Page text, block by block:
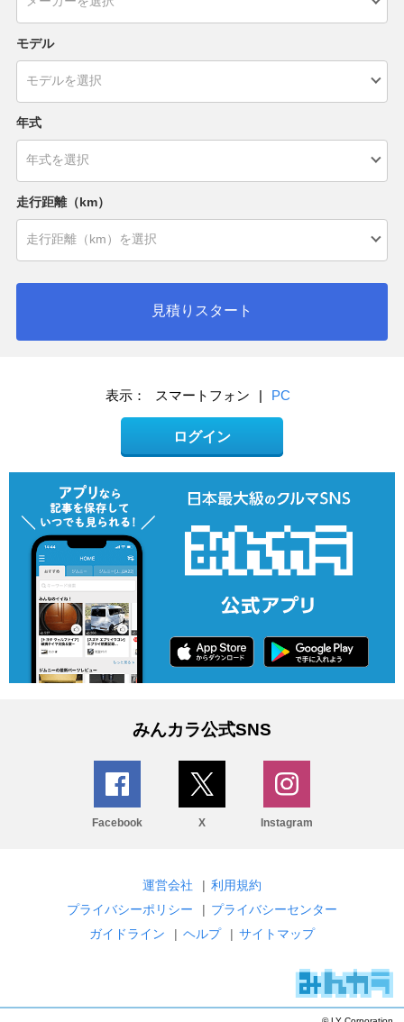
モデル
年式
走行距離（km）
見積りスタート
表示： スマートフォン | PC
ログイン
みんカラ公式SNS
Facebook X Instagram
運営会社 | 利用規約
プライバシーポリシー
| プライバシーセンター
ガイドライン
| ヘルプ | サイトマップ